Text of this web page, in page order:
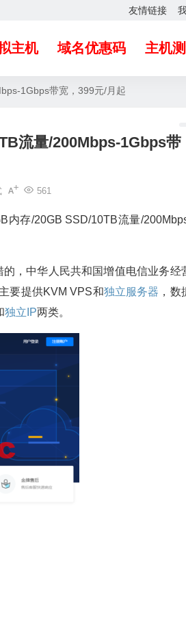
友情链接
主机 域名优惠码 主机
1Gbps带宽，399元/月起
流量/200Mbps-1Gbps带
561
内存/20GB SSD/10TB流量/
的，中华人民共和国增值电信业务经
要提供KVM VPS和独立服务器 ，数
独立IP两类。